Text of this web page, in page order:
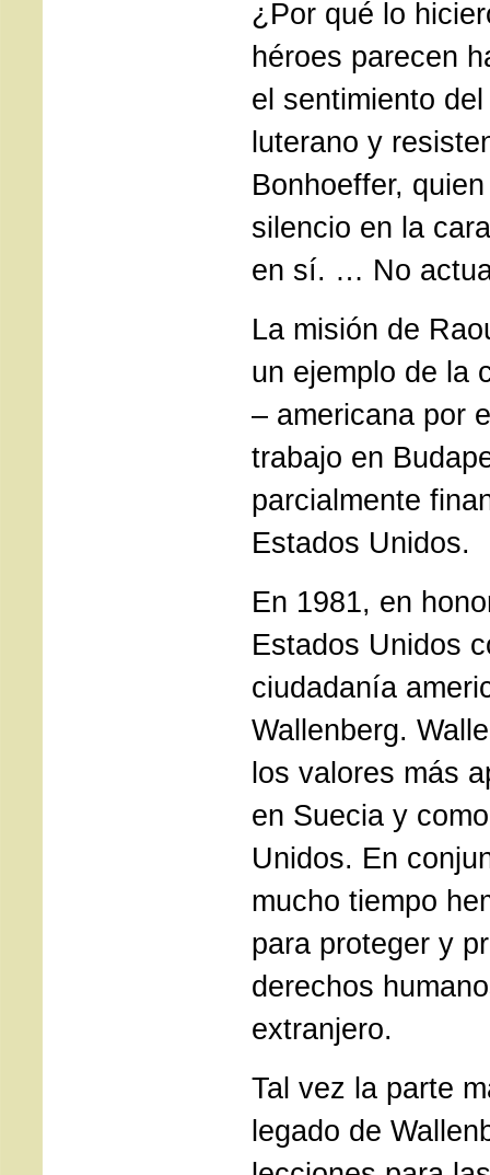
¿Por qué lo
héroes parecen
el sentimiento
luterano y
Bonhoeffer,
silencio en la
en sí. … No
La misión de
un ejemplo de la
– americana por
trabajo en
parcialmente
Estados Unidos.
En 1981, en
Estados Unidos
ciudadanía
Wallenberg.
los valores más
en Suecia y
Unidos. En
mucho tiempo
para proteger y
derechos
extranjero.
Tal vez la parte
legado de